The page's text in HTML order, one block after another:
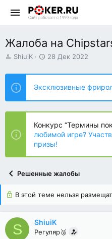
Жалоба на
А
т
о
р
т
е
ы
ShiuiK
Д
т
н
а
ч
л
а
28 Дек 2022
Эксклюзивные
Конкурс “Термины
любимой игре?
призы!
Решенные жалобы
В этой теме нельзя
S ShiuiK
Регуляр🥉